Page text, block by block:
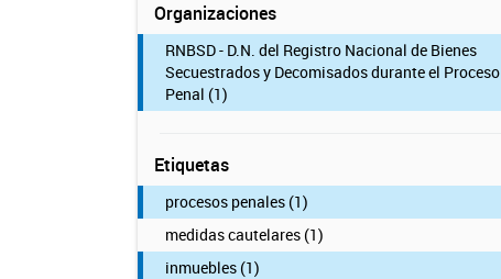
Organizaciones
RNBSD - D.N. del Registro Nacional de Bienes
Secuestrados y Decomisados durante el Proceso
Penal (1)
Etiquetas
procesos penales (1)
medidas cautelares (1)
inmuebles (1)